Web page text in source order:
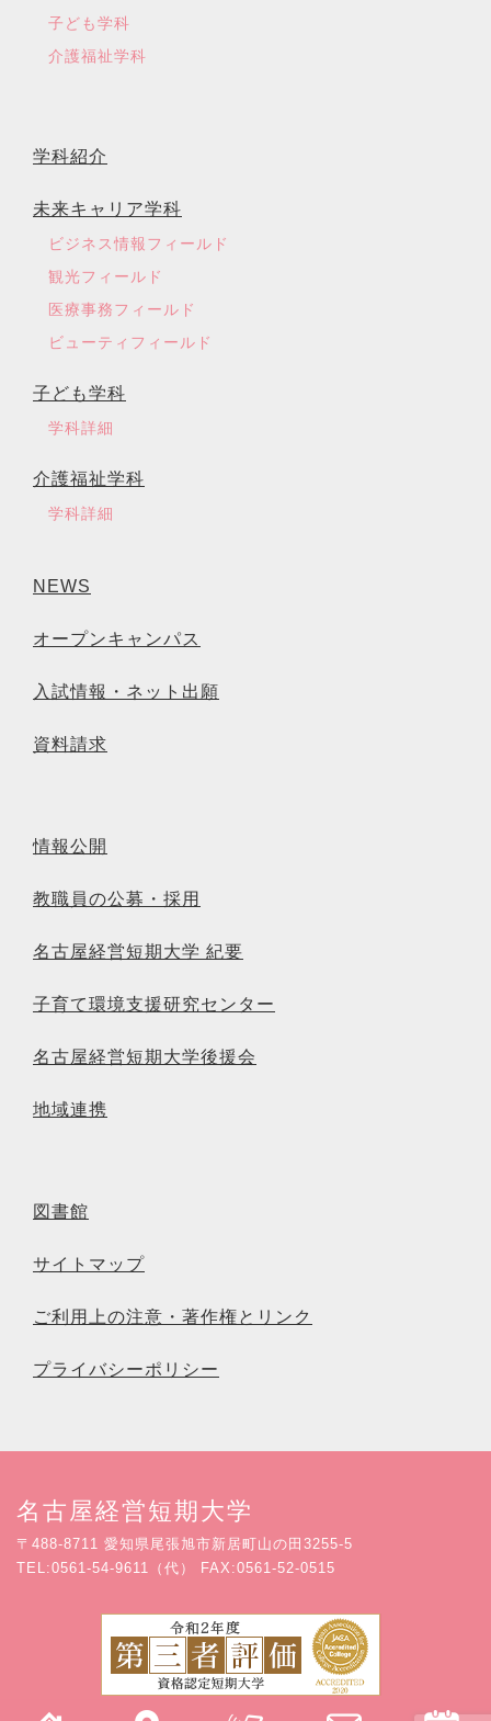
子ども学科
介護福祉学科
学科紹介
未来キャリア学科
ビジネス情報フィールド
観光フィールド
医療事務フィールド
ビューティフィールド
子ども学科
学科詳細
介護福祉学科
学科詳細
NEWS
オープンキャンパス
入試情報・ネット出願
資料請求
情報公開
教職員の公募・採用
名古屋経営短期大学 紀要
子育て環境支援研究センター
名古屋経営短期大学後援会
地域連携
図書館
サイトマップ
ご利用上の注意・著作権とリンク
プライバシーポリシー
名古屋経営短期大学
〒488-8711 愛知県尾張旭市新居町山の田3255-5
TEL:0561-54-9611（代） FAX:0561-52-0515